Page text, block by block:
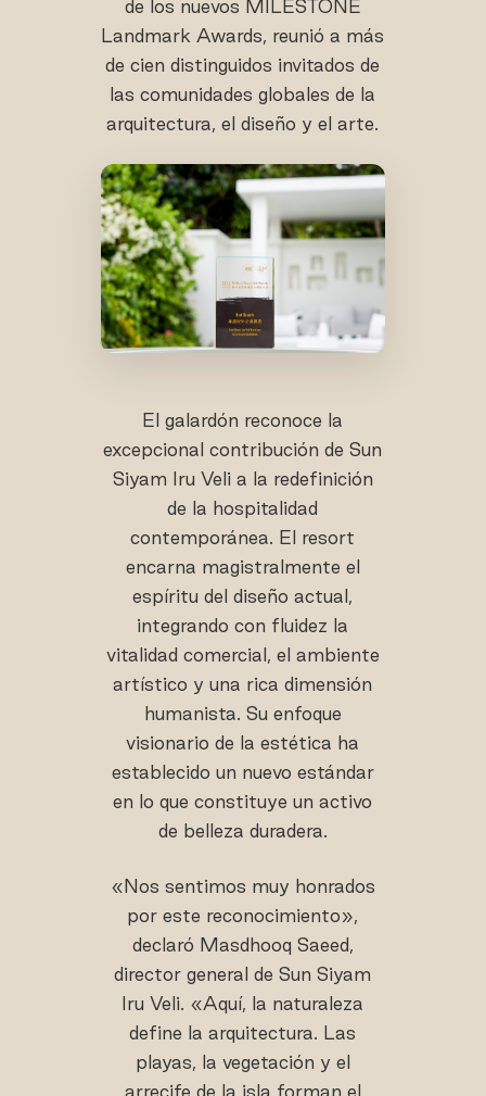
de los nuevos MILESTONE
Landmark Awards, reunió a más
de cien distinguidos invitados de
las comunidades globales de la
arquitectura, el diseño y el arte.
El galardón reconoce la
excepcional contribución de Sun
Siyam Iru Veli a la redefinición
de la hospitalidad
contemporánea. El resort
encarna magistralmente el
espíritu del diseño actual,
integrando con fluidez la
vitalidad comercial, el ambiente
artístico y una rica dimensión
humanista. Su enfoque
visionario de la estética ha
establecido un nuevo estándar
en lo que constituye un activo
de belleza duradera.
«Nos sentimos muy honrados
por este reconocimiento»,
declaró Masdhooq Saeed,
director general de Sun Siyam
Iru Veli. «Aquí, la naturaleza
define la arquitectura. Las
playas, la vegetación y el
arrecife de la isla forman el